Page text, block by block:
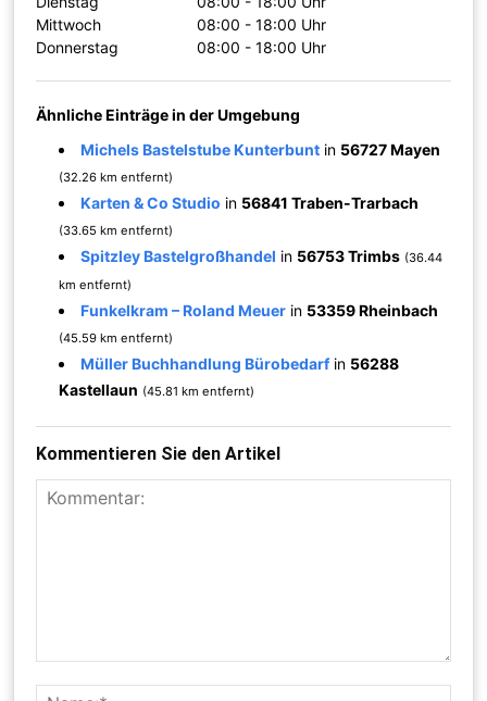
Mittwoch
08:00 - 18:00 Uhr
Donnerstag
08:00 - 18:00 Uhr
Ähnliche Einträge in der Umgebung
Michels Bastelstube Kunterbunt in 56727 Mayen
(32.26 km entfernt)
Karten & Co Studio in 56841 Traben-Trarbach
(33.65 km entfernt)
Spitzley Bastelgroßhandel in 56753 Trimbs (36.44
km entfernt)
Funkelkram – Roland Meuer in 53359 Rheinbach
(45.59 km entfernt)
Müller Buchhandlung Bürobedarfin 56288
Kastellaun (45.81 km entfernt)
Kommentieren Sie den Artikel